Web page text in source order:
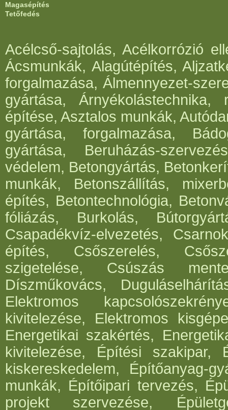
Magasépítés
Tetőfedés
Acélcső-sajtolás, Acélkorrózió
Ácsmunkák, Alagútépítés,
forgalmazása, Álmennyezet-
gyártása, Árnyékolástechnika,
építése, Asztalos munkák,
gyártása, forgalmazása,
gyártása, Beruházás-
védelem, Betongyártás,
munkák, Betonszállítás,
építés, Betontechnológia,
fóliázás, Burkolás,
Csapadékvíz-elvezetés,
építés, Csőszerelés,
szigetelése, Csúszás
Díszműkovács,
Elektromos
kivitelezése, Elektromos
Energetikai szakértés,
kivitelezése, Építési szakipar,
kiskereskedelem, Építőanyag-
munkák, Építőipari tervezés,
projekt szervezése,